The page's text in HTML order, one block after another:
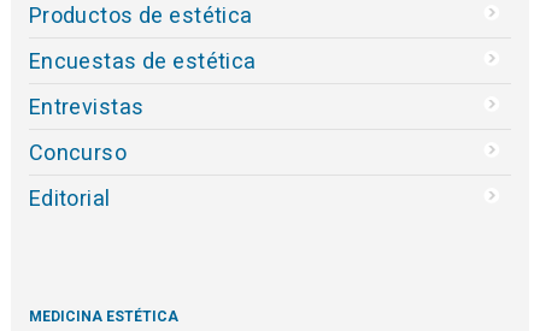
Productos de estética
Encuestas de estética
Entrevistas
Concurso
Editorial
MEDICINA ESTÉTICA